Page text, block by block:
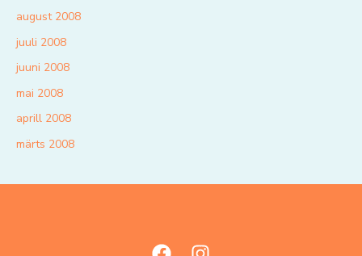
august 2008
juuli 2008
juuni 2008
mai 2008
aprill 2008
märts 2008